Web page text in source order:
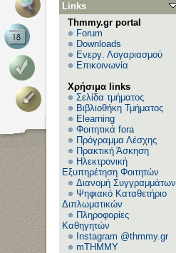
Links
Thmmy.gr portal
Forum
Downloads
Ενεργ. Λογαριασμού
Επικοινωνία
Χρήσιμα links
Σελίδα τμήματος
Βιβλιοθήκη Τμήματος
Elearning
Φοιτητικά fora
Πρόγραμμα Λέσχης
Πρακτική Άσκηση
Ηλεκτρονική
Εξυπηρέτηση Φοιτητών
Διανομή Συγγραμμάτων
Ψηφιακό Καταθετήριο
Διπλωματικών
Πληροφορίες
Καθηγητών
Instagram @thmmy.gr
mTHMMY